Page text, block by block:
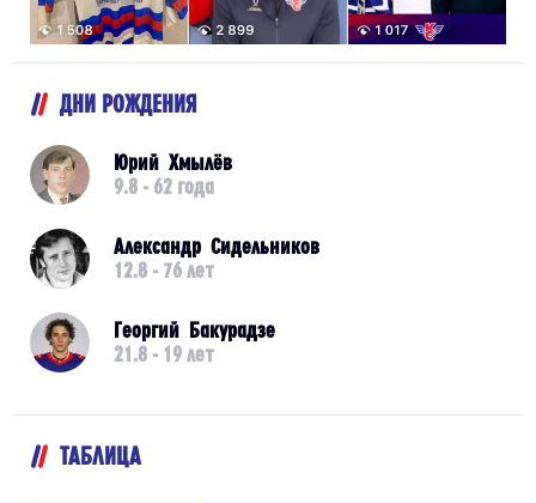
ДНИ РОЖДЕНИЯ
Юрий Хмылёв
9.8 - 62 года
Александр Сидельников
12.8 - 76 лет
Георгий Бакурадзе
21.8 - 19 лет
ТАБЛИЦА